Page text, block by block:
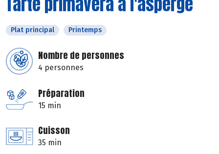
Plat principal Printemps
Nombre de personnes
4 personnes
Préparation
15 min
Cuisson
35 min